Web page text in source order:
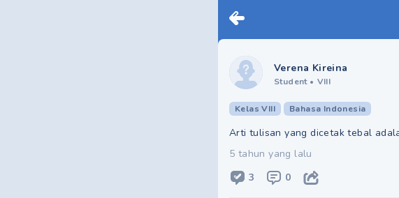
Verena Kireina
Student • VIII
Kelas VIII Bahasa Indonesia
Arti tulisan yang dicetak tebal
5 tahun yang lalu
3
0